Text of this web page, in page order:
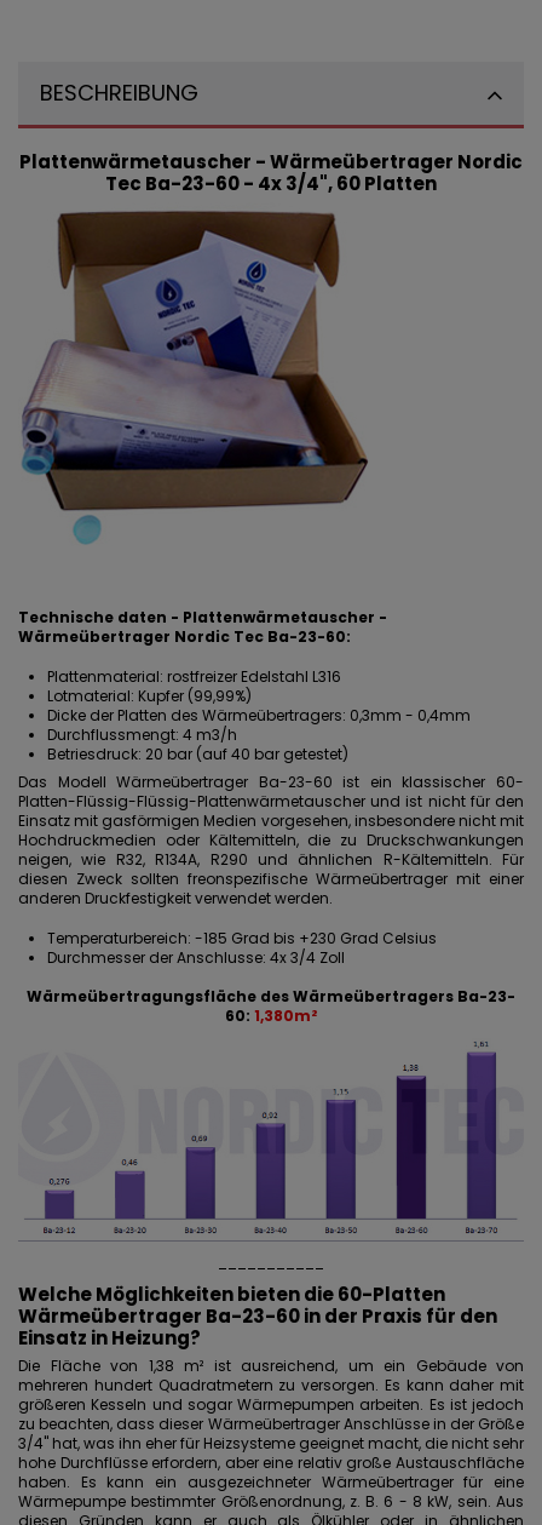
BESCHREIBUNG
Plattenwärmetauscher -Wärmeübertrager Nordic
Tec Ba-23-60 - 4x 3/4", 60 Platten
Technische daten - Plattenwärmetauscher -
Wärmeübertrager Nordic Tec Ba-23-60:
Plattenmaterial: rostfreizer Edelstahl L316
Lotmaterial: Kupfer (99,99%)
Dicke der Platten des Wärmeübertragers: 0,3mm - 0,4mm
Durchflussmengt: 4 m3/h
Betriesdruck: 20 bar (auf 40 bar getestet)
Das Modell Wärmeübertrager Ba-23-60 ist ein klassischer 60-
Platten-Flüssig-Flüssig-Plattenwärmetauscher und ist nicht für den
Einsatz mit gasförmigen Medien vorgesehen, insbesondere nicht mit
Hochdruckmedien oder Kältemitteln, die zu Druckschwankungen
neigen, wie R32, R134A, R290 und ähnlichen R-Kältemitteln. Für
diesen Zweck sollten freonspezifische Wärmeübertrager mit einer
anderen Druckfestigkeit verwendet werden.
Temperaturbereich: -185 Grad bis +230 Grad Celsius
Durchmesser der Anschlusse: 4x 3/4 Zoll
Wärmeübertragungsfläche des Wärmeübertragers Ba-23-
60: 1,380m²
Welche Möglichkeiten bieten die 60-Platten
Wärmeübertrager Ba-23-60 in der Praxis für den
Einsatz in Heizung?
Die Fläche von 1,38 m² ist ausreichend, um ein Gebäude von
mehreren hundert Quadratmetern zu versorgen. Es kann daher mit
größeren Kesseln und sogar Wärmepumpen arbeiten. Es ist jedoch
zu beachten, dass dieser Wärmeübertrager Anschlüsse in der Größe
3/4" hat, was ihn eher für Heizsysteme geeignet macht, die nicht sehr
hohe Durchflüsse erfordern, aber eine relativ große Austauschfläche
haben. Es kann ein ausgezeichneter Wärmeübertrager für eine
Wärmepumpe bestimmter Größenordnung, z. B. 6 - 8 kW, sein. Aus
diesen Gründen kann er auch als Ölkühler oder in ähnlichen